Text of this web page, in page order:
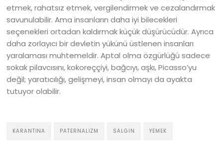
etmek, rahatsız etmek, vergilendirmek ve cezalandırmak
savunulabilir. Ama insanların daha iyi bilecekleri
seçenekleri ortadan kaldırmak küçük düşürücüdür. Ayrıca
daha zorlayıcı bir devletin yükünü üstlenen insanları
yaralaması muhtemeldir. Aptal olma özgürlüğü sadece
sokak pilavcısını, kokoreççiyi, bağcıyı, aşkı, Picasso’yu
değil; yaratıcılığı, gelişmeyi, insan olmayı da ayakta
tutuyor olabilir.
KARANTINA PATERNALIZM SALGIN YEMEK